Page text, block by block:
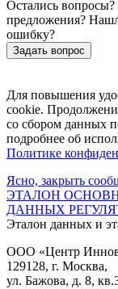
Остались вопросы?
предложения?
ошибку?
Задать вопрос
Для повышения
cookie.
со сбором данных
подробнее об
Политике
Ясно, закрыть
ЭТАЛОН
ДАННЫХ
Эталон данных и
ООО «Центр
129128, г. Москва,
ул. Бажова, д. 8,